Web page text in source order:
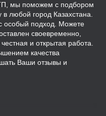
мы поможем с подбором
в любой город Казахстана.
особый подход. Можете
своевременно,
и открытая работа.
качества
Ваши отзывы и